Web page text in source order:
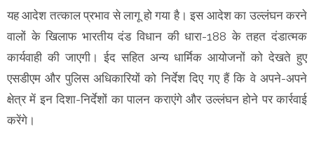
यह आदेश तत्काल प्रभाव से लागू हो गया है। इस आदेश का उल्लंघन करने
वालों के खिलाफ भारतीय दंड विधान की धारा-188 के तहत दंडात्मक
कार्यवाही की जाएगी। ईद सहित अन्य धार्मिक आयोजनों को देखते हुए
एसडीएम और पुलिस अधिकारियों को निर्देश दिए गए हैं कि वे अपने-अपने
क्षेत्र में इन दिशा-निर्देशों का पालन कराएंगे और उल्लंघन होने पर कार्रवाई
करेंगे।